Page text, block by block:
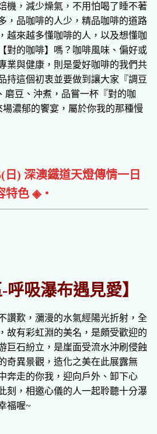
機，減少燥氣，不用怕喝了睡不著
，品咖啡的人少，精品咖啡的道路
越來越多懂咖啡的人，以及想懂咖
對的咖啡】嗎？咖啡風味、偏好或
業與健康，則是愛好咖啡的我們共
持這個初衷並要做到讓大家『調豆
磨豆、沖煮，品嘗一杯『對的咖
濃郁的饗宴，屬於你我的那種慢
) 深澳鐵道天燈傳情一日
特色 ◈‧
呼吸瀑布遇見愛】
讚歎，瀰漫的水氣經陽光折射，全
故有彩虹淵的美名，是頗受歡迎的
巨石紛立，是崖面受流水沖刷侵蝕
奇異景觀，造化之美在此展露無
奔走的你我，迎向戶外、卸下心
刻，相邀心儀的人一起聆聽十分瀑
福喔~